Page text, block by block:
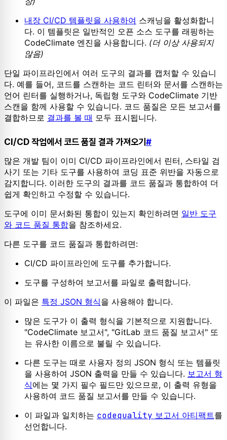
내장 CI/CD 템플릿을 사용하여 스캐닝을 활성화합니
다. 이 템플릿은 일반적인 오픈 소스 도구를 래핑하는
CodeClimate 엔진을 사용합니다. (더 이상 사용되지
않음)
단일 파이프라인에서 여러 도구의 결과를 캡처할 수 있습니
다. 예를 들어, 코드를 스캔하는 코드 린터와 문서를 스캔하는
언어 린터를 실행하거나, 독립형 도구와 CodeClimate 기반
스캔을 함께 사용할 수 있습니다. 코드 품질은 모든 보고서를
결합하므로 결과를 볼 때 모두 표시됩니다.
CI/CD 작업에서 코드 품질 결과 가져오기#
많은 개발 팀이 이미 CI/CD 파이프라인에서 린터, 스타일 검
사기 또는 기타 도구를 사용하여 코딩 표준 위반을 자동으로
감지합니다. 이러한 도구의 결과를 코드 품질과 통합하여 더
쉽게 확인하고 수정할 수 있습니다.
도구에 이미 문서화된 통합이 있는지 확인하려면 일반 도구
와 코드 품질 통합을 참조하세요.
다른 도구를 코드 품질과 통합하려면:
CI/CD 파이프라인에 도구를 추가합니다.
도구를 구성하여 보고서를 파일로 출력합니다.
이 파일은 특정 JSON 형식을 사용해야 합니다.
많은 도구가 이 출력 형식을 기본적으로 지원합니다.
"CodeClimate 보고서", "GitLab 코드 품질 보고서" 또
는 유사한 이름으로 불릴 수 있습니다.
다른 도구는 때로 사용자 정의 JSON 형식 또는 템플릿
을 사용하여 JSON 출력을 만들 수 있습니다. 보고서 형
식에는 몇 가지 필수 필드만 있으므로, 이 출력 유형을
사용하여 코드 품질 보고서를 만들 수 있습니다.
이 파일과 일치하는 codequality 보고서 아티팩트를
선언합니다.